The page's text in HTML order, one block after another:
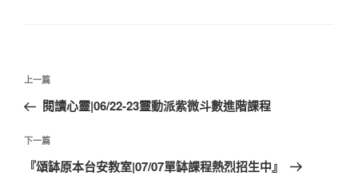
文
導
覽
上
一
文
章
上一篇
閱讀心靈|06/22-23靈動派紫微斗數進階課程
下
一
下一篇
『頌缽原本台安教室|07/07單缽課程熱烈招生中』